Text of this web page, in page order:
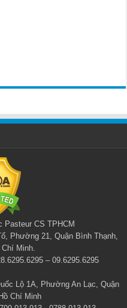
CS TPHCM
Phường 21, Quận Bình Thạnh,
Minh.
– 09.6295.6295
Lộ 1A, Phường An Lạc, Quận
Chí Minh